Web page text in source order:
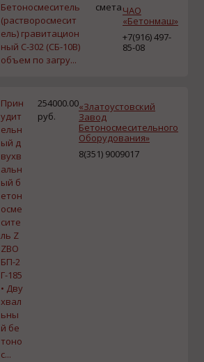
Бетоносмеситель
(растворосмесит
ель) гравитацион
ный С-302 (СБ-10В)
объем по загру...
сметаЧАО
«Бетонмаш»
+7(916) 497-
85-08
Прин
удит
ельн
ый д
вухв
альн
ый б
етон
осме
сите
ль Z
ZBO
БП-2
Г-185
• Дву
хвал
ьны
й бе
тоно
с...
254000.00
руб.
«Златоустовский
Завод
Бетоносмесительного
Оборудования»
8(351) 9009017